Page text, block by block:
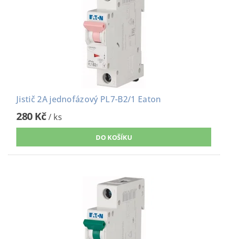
Jistič 2A jednofázový PL7-B2/1 Eaton
280 Kč/ ks